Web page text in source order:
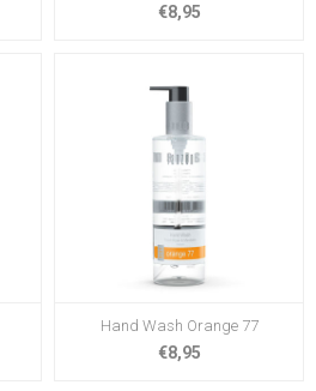
€8,95
Hand Wash Orange 77
€8,95